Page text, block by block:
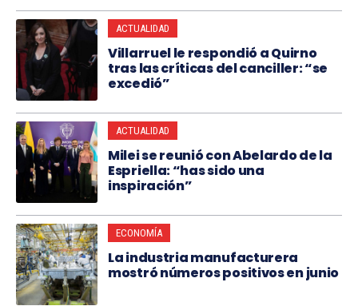
ACTUALIDAD
Villarruel le respondió a Quirno
tras las críticas del canciller: “se
excedió”
ACTUALIDAD
Milei se reunió con Abelardo de la
Espriella: “has sido una
inspiración”
ECONOMÍA
La industria manufacturera
mostró números positivos en junio